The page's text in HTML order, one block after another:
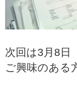
次回は3月8日
ご興味のある